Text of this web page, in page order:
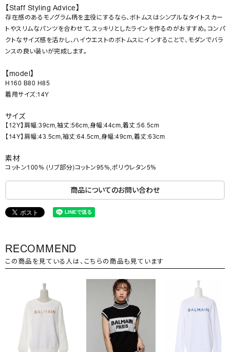
【Staff Styling Advice】
存在感のあるモノグラム柄を主役にするなら、ボトムスはシンプルなタイトスカー
トやスリムなパンツを合わせて、スッキリとしたラインを作るのがおすすめ。コンパ
クトなサイズ感を活かし、ハイウエストのボトムスにインすることで、モダンでバラ
ンスの良い装いが完成します。
【model】
H160 B80 H85
着用サイズ:14Y
サイズ
【12Y】肩幅:39cm,袖丈:56cm,身幅:44cm,着丈:56.5cm
【14Y】肩幅:43.5cm,袖丈:64.5cm,身幅:49cm,着丈:63cm
素材
コットン100% (リブ部分)コットン95%,ポリウレタン5%
商品についてのお問い合わせ
RECOMMEND
この商品を見ている人は、こちらの商品も見ています